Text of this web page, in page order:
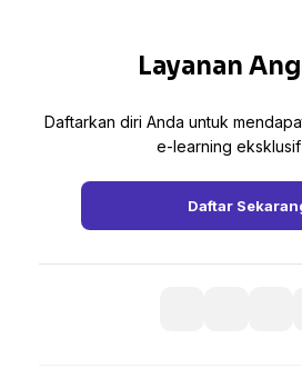
Layanan
Daftarkan diri Anda untuk
e-learning eksklusif
Daftar